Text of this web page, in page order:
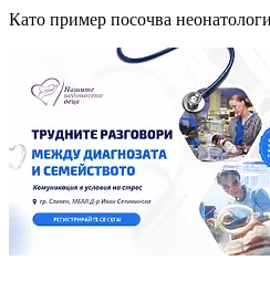
Като пример посочва